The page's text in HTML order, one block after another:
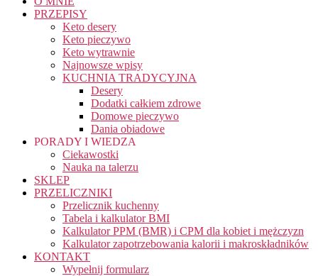
PRZEPISY
Keto desery
Keto pieczywo
Keto wytrawnie
Najnowsze wpisy
KUCHNIA TRADYCYJNA
Desery
Dodatki całkiem zdrowe
Domowe pieczywo
Dania obiadowe
PORADY I WIEDZA
Ciekawostki
Nauka na talerzu
SKLEP
PRZELICZNIKI
Przelicznik kuchenny
Tabela i kalkulator BMI
Kalkulator PPM (BMR) i CPM dla kobiet i mężczyzn
Kalkulator zapotrzebowania kalorii i makroskładników
KONTAKT
Wypełnij formularz